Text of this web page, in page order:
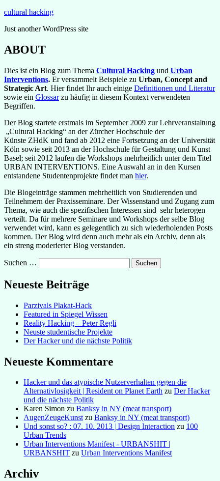
Zum
springen
cultural hacking
Just another WordPress site
ABOUT
Dies ist ein Blog zum Thema Cultural Hacking und Urban
Interventions. Er versammelt Beispiele zu Urban, Concept and
Strategic Art. Hier findet Ihr auch einige Definitionen und Literatur
sowie ein Glossarzu häufig in diesem Kontext verwendeten
Begriffen.
Der Blog startete erstmals im September 2009 zur Lehrveranstaltung
„Cultural Hacking“ an der Zürcher Hochschule der
Künste ZHdK und fand ab 2012 eine Fortsetzung an der Universität
Köln sowie seit 2013 an der Hochschule für Gestaltung und Kunst
Basel; seit 2012 laufen die Workshops mehrheitlich unter dem Titel
URBAN INTERVENTIONS. Eine Auswahl an in den Kursen
entstandene Studentenprojekte findet man hier.
Die Blogeinträge stammen mehrheitlich von Studierenden und
Teilnehmern der Praxisseminare. Der Wissenstand und Zugang zum
Thema, wie auch die spezifischen Interessen sind sehr heterogen
verteilt. Da für mehrere Seminare und Workshops der selbe Blog
verwendet wird, kann es gelegentlich zu sich wiederholenden Posts
kommen. Der Blog wird denn auch mehr als ein Archiv, denn als
ein streng moderierter Blog verstanden.
Suchen …
Neueste Beiträge
Parzivals Plakat-Hack
Featured in Spiegel Wissen
Reality Hacking – Peter Regli
Neuste studentische Projekte
Der Hacker und die nächste Politik
Neueste Kommentare
Hacker und das atypische Nutzerverhalten gegen die
Alternativlosigkeit | Resident on Planet Earth zu Der Hacker
und die nächste Politik
Karen Simon zu Banksy in NY (meat transport)
AugenZeugeKunstzu Banksy in NY (meat transport)
Und sonst so? : 07. 10. 2013 | Design Interaction zu 100
Urban Trends
Urban Interventions Manifest - URBANSHIT |
URBANSHIT zu Urban Interventions Manifest
Archiv